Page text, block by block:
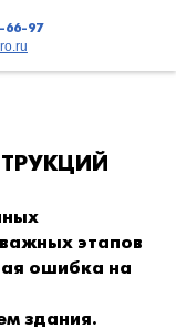
66-97
этапов
ошибка на
здания.